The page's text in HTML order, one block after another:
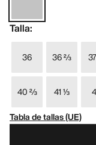
Talla:
36 36 ⅔
40 ⅔ 41 ⅓
Tabla de tallas (UE)